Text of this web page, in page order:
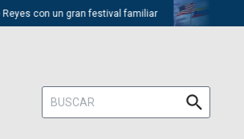
con un gran festival familiar Trump
Buscar: